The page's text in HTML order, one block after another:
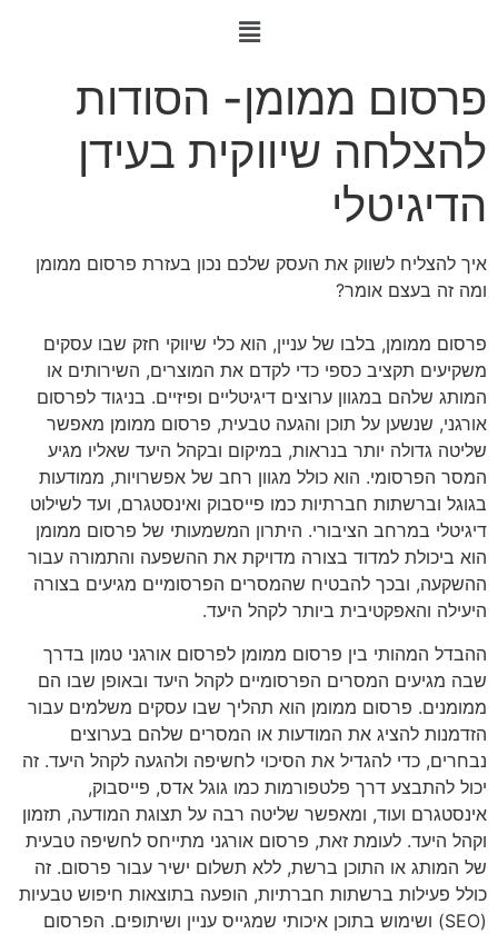
פרסום ממומן- הסודות
להצלחה שיווקית בעידן
הדיגיטלי
איך להצליח לשווק את העסק שלכם נכון בעזרת פרסום ממומן
ומה זה בעצם אומר?
פרסום ממומן, בלבו של עניין, הוא כלי שיווקי חזק שבו עסקים
משקיעים תקציב כספי כדי לקדם את המוצרים, השירותים או
המותג שלהם במגוון ערוצים דיגיטליים ופיזיים. בניגוד לפרסום
אורגני, שנשען על תוכן והגעה טבעית, פרסום ממומן מאפשר
שליטה גדולה יותר בנראות, במיקום ובקהל היעד שאליו מגיע
המסר הפרסומי. הוא כולל מגוון רחב של אפשרויות, ממודעות
בגוגל וברשתות חברתיות כמו פייסבוק ואינסטגרם, ועד לשילוט
דיגיטלי במרחב הציבורי. היתרון המשמעותי של פרסום ממומן
הוא ביכולת למדוד בצורה מדויקת את ההשפעה והתמורה עבור
ההשקעה, ובכך להבטיח שהמסרים הפרסומיים מגיעים בצורה
היעילה והאפקטיבית ביותר לקהל היעד.
ההבדל המהותי בין פרסום ממומן לפרסום אורגני טמון בדרך
שבה מגיעים המסרים הפרסומיים לקהל היעד ובאופן שבו הם
ממומנים. פרסום ממומן הוא תהליך שבו עסקים משלמים עבור
הזדמנות להציג את המודעות או המסרים שלהם בערוצים
נבחרים, כדי להגדיל את הסיכוי לחשיפה ולהגעה לקהל היעד. זה
יכול להתבצע דרך פלטפורמות כמו גוגל אדס, פייסבוק,
אינסטגרם ועוד, ומאפשר שליטה רבה על תצוגת המודעה, תזמון
וקהל היעד. לעומת זאת, פרסום אורגני מתייחס לחשיפה טבעית
של המותג או התוכן ברשת, ללא תשלום ישיר עבור פרסום. זה
כולל פעילות ברשתות חברתיות, הופעה בתוצאות חיפוש טבעיות
(SEO) ושימוש בתוכן איכותי שמגייס עניין ושיתופים. הפרסום